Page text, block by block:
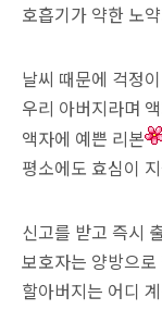
호흡기가 약한 노
날씨 때문에 걱정
우리 아버지라며
액자에 예쁜 리본
평소에도 효심이
신고를 받고 즉시
보호자는 양방으
할아버지는 어디